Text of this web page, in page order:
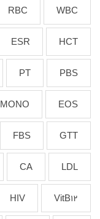
WBC
RBC
HCT
ESR
PBS
PT
EOS
MONO
GTT
FBS
LDL
CA
VitB12
HIV